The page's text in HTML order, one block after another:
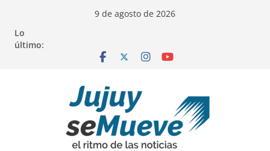
contenido
9 de agosto de 2026
Lo
último: